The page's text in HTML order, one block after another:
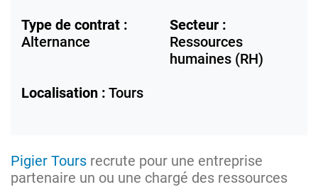
Type de contrat :
Alternance
Secteur :
Ressources
humaines (RH)
Localisation : Tours
Pigier Tours recrute pour une entreprise
partenaire un ou une chargé des ressources